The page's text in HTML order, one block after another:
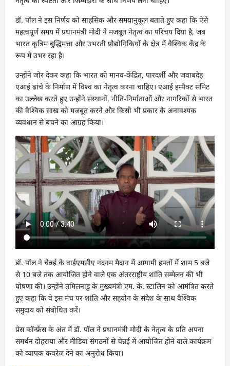
डॉ. पॉल ने इस निर्णय को साहसिक और समयानुकूल बताते हुए कहा कि ऐसे
महत्वपूर्ण समय में प्रधानमंत्री मोदी ने मजबूत नेतृत्व का परिचय दिया है, जब
भारत कृत्रिम बुद्धिमत्ता और उभरती प्रौद्योगिकियों के क्षेत्र में वैश्विक केंद्र के
रूप में उभर रहा है।
उन्होंने जोर देकर कहा कि भारत को मानव-केंद्रित, पारदर्शी और जवाबदेह
एआई ढांचे के निर्माण में विश्व का नेतृत्व करना चाहिए। एआई इम्पैक्ट समिट
का उल्लेख करते हुए उन्होंने संस्थानों, नीति-निर्माताओं और नागरिकों से भारत
की वैश्विक साख को मजबूत करने और किसी भी प्रकार के अनावश्यक
व्यवधान से बचने का आग्रह किया।
डॉ. पॉल ने चेन्नई के वाईएमसीए नंदनम मैदान में आगामी हफ्तों में शाम 5 बजे
से 10 बजे तक आयोजित होने वाले एक अंतरराष्ट्रीय शांति सम्मेलन की भी
घोषणा की। उन्होंने तमिलनाडु के मुख्यमंत्री एम. के. स्टालिन को आमंत्रित करते
हुए कहा कि वे इस मंच पर शांति और सहयोग के संदेश के साथ वैश्विक
समुदाय को संबोधित करें।
प्रेस कॉन्फ्रेंस के अंत में डॉ. पॉल ने प्रधानमंत्री मोदी के नेतृत्व के प्रति अपना
समर्थन दोहराया और मीडिया संगठनों से चेन्नई में आयोजित होने वाले कार्यक्रम
को व्यापक कवरेज देने का अनुरोध किया।